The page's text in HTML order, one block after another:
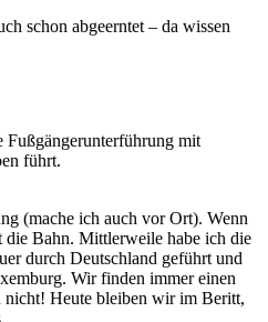
schon abgeerntet – da wissen
(mache ich auch vor Ort). Wenn
Bahn. Mittlerweile habe ich die
durch Deutschland geführt und
Wir finden immer einen
nicht! Heute bleiben wir im Beritt,